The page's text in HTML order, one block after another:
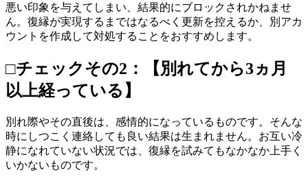
悪い印象を与えてしまい、結果的にブロックされかねませ
ん。復縁が実現するまではなるべく更新を控えるか、別アカ
ウントを作成して対処することをおすすめします。
□チェックその2：【別れてから3ヵ月
以上経っている】
別れ際やその直後は、感情的になっているものです。そんな
時にしつこく連絡しても良い結果は生まれません。お互い冷
静になれていない状況では、復縁を試みてもなかなか上手く
いかないものです。